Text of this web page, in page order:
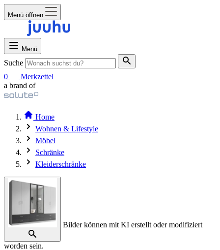
Menü öffnen
Menü
Suche
0
Merkzettel
a brand of
Home
Wohnen & Lifestyle
Möbel
Schränke
Kleiderschränke
Bilder können mit KI erstellt oder modifiziert
worden sein.